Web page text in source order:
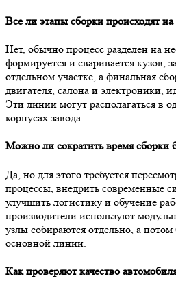
Все ли этапы сборки происходят
Нет, обычно процесс разделён на
формируется и сваривается кузов,
отдельном участке, а финальная
двигателя, салона и электроники,
Эти линии могут располагаться в
корпусах завода.
Можно ли сократить время сборки
Да, но для этого требуется
процессы, внедрить современные
улучшить логистику и обучение
производители используют
узлы собираются отдельно, а
основной линии.
Как проверяют качество